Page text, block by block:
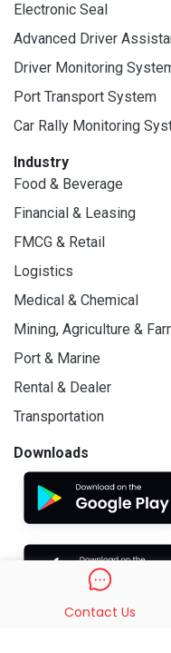
Electronic Seal
Advanced Driver
Driver Monitoring
Port Transport System
Car Rally Monitoring
Industry
Food & Beverage
Financial & Leasing
FMCG & Retail
Logistics
Medical & Chemical
Mining, Agriculture &
Port & Marine
Rental & Dealer
Transportation
Downloads
Contact Us